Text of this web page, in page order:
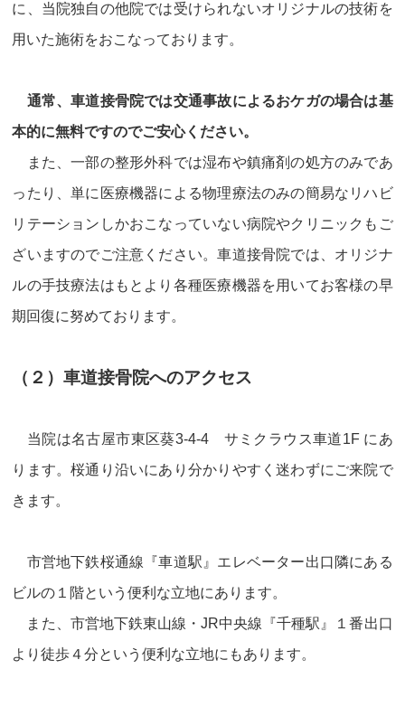
に、当院独自の他院では受けられないオリジナルの技術を
用いた施術をおこなっております。
通常、車道接骨院では交通事故によるおケガの場合は基
本的に無料ですのでご安心ください。
また、一部の整形外科では湿布や鎮痛剤の処方のみであ
ったり、単に医療機器による物理療法のみの簡易なリハビ
リテーションしかおこなっていない病院やクリニックもご
ざいますのでご注意ください。車道接骨院では、オリジナ
ルの手技療法はもとより各種医療機器を用いてお客様の早
期回復に努めております。
（２）車道接骨院へのアクセス
当院は名古屋市東区葵3-4-4 サミクラウス車道1F にあ
ります。桜通り沿いにあり分かりやすく迷わずにご来院で
きます。
市営地下鉄桜通線『車道駅』エレベーター出口隣にある
ビルの１階という便利な立地にあります。
また、 市営地下鉄東山線・JR中央線『千種駅』１番出口
より徒歩４分という便利な立地にもあります。